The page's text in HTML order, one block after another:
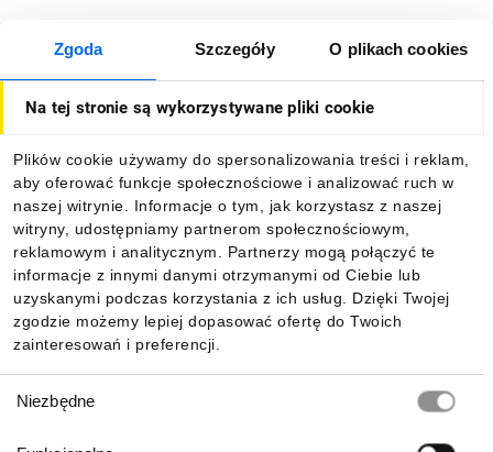
Zgoda Szczegóły O plikach cookies
Na tej stronie są wykorzystywane pliki cookie
Plików cookie używamy do spersonalizowania treści i reklam,
aby oferować funkcje społecznościowe i analizować ruch w
naszej witrynie. Informacje o tym, jak korzystasz z naszej
witryny, udostępniamy partnerom społecznościowym,
reklamowym i analitycznym. Partnerzy mogą połączyć te
informacje z innymi danymi otrzymanymi od Ciebie lub
uzyskanymi podczas korzystania z ich usług. Dzięki Twojej
zgodzie możemy lepiej dopasować ofertę do Twoich
zainteresowań i preferencji.
zgody
Niezbędne
O firmie
Informacje
Pobierz naszą aplikację mobilną: